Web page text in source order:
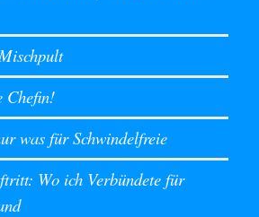
Chefin!
was für Schwindelfreie
Wo ich Verbündete für